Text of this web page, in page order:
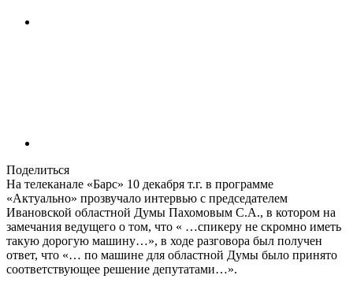
Поделиться
На телеканале «Барс» 10 декабря т.г. в программе
«Актуально» прозвучало интервью с председателем
Ивановской областной Думы Пахомовым С.А., в котором на
замечания ведущего о том, что « …спикеру не скромно иметь
такую дорогую машину…», в ходе разговора был получен
ответ, что «… по машине для областной Думы было принято
соответствующее решение депутатами…».